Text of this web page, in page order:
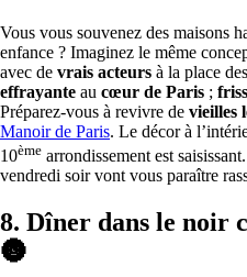
Vous vous souvenez des maisons
enfance ? Imaginez le même
avec de vrais acteurs à la place
effrayante au cœur de Paris ;
Préparez-vous à revivre de vieilles
Manoir de Paris. Le décor à
10ème arrondissement est
vendredi soir vont vous paraître
8. Dîner dans le noir
🌚